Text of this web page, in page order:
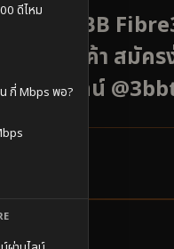
ดีไหม
กี่ Mbps พอ?
ต AIS 3BB
มชนการค้า สมัคร
ท แอดไลน์